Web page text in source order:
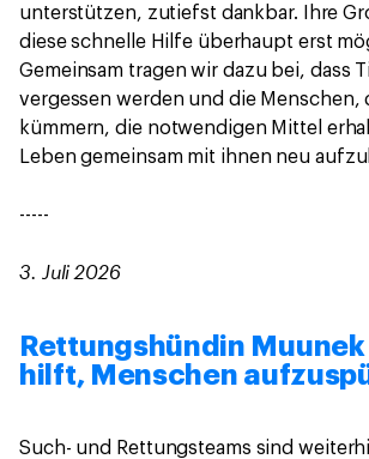
unterstützen, zutiefst dankbar. Ihre
diese schnelle Hilfe überhaupt erst
Gemeinsam tragen wir dazu bei, dass
vergessen werden und die Menschen,
kümmern, die notwendigen Mittel
Leben gemeinsam mit ihnen neu
-----
3. Juli 2026
Rettungshündin Muunek
hilft, Menschen
Such- und Rettungsteams sind